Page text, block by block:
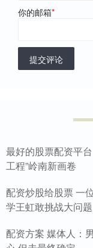
你的邮箱*
提交评论
最好的股票配资平
工程”岭南新画卷
配资炒股给股票 一
学王虹敢挑战大问题
配资方案 媒体人：